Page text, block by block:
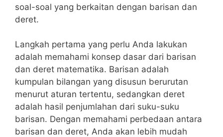
soal-soal yang berkaitan dengan barisan dan
deret.
Langkah ​pertama yang perlu Anda lakukan
adalah memahami konsep dasar dari barisan
dan deret matematika. Barisan adalah
kumpulan bilangan yang disusun berurutan
menurut aturan tertentu,‌ sedangkan deret
adalah hasil penjumlahan dari suku-suku
barisan. Dengan memahami perbedaan antara
barisan dan deret, Anda akan lebih ⁣mudah